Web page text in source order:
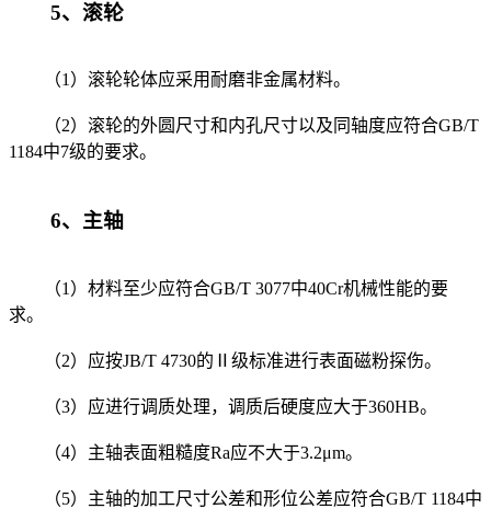
5、滚轮
（1）滚轮轮体应采用耐磨非金属材料。
（2）滚轮的外圆尺寸和内孔尺寸以及同轴度应符合GB/T
1184中7级的要求。
6、主轴
（1）材料至少应符合GB/T 3077中40Cr机械性能的要
求。
（2）应按JB/T 4730的Ⅱ级标准进行表面磁粉探伤。
（3）应进行调质处理，调质后硬度应大于360HB。
（4）主轴表面粗糙度Ra应不大于3.2μm。
（5）主轴的加工尺寸公差和形位公差应符合GB/T 1184中